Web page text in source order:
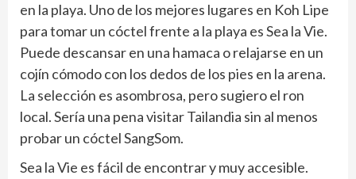
en la playa. Uno de los mejores lugares en Koh Lipe
para tomar un cóctel frente a la playa es Sea la Vie.
Puede descansar en una hamaca o relajarse en un
cojín cómodo con los dedos de los pies en la arena.
La selección es asombrosa, pero sugiero el ron
local. Sería una pena visitar Tailandia sin al menos
probar un cóctel SangSom.
Sea la Vie es fácil de encontrar y muy accesible.